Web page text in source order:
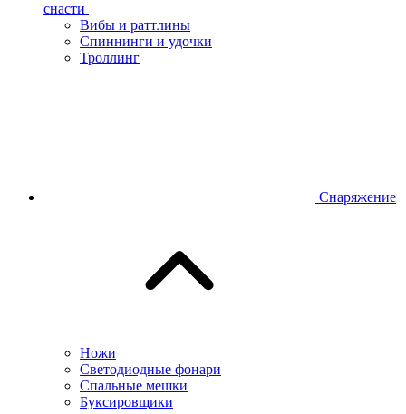
снасти
Вибы и раттлины
Спиннинги и удочки
Троллинг
Снаряжение
Ножи
Светодиодные фонари
Спальные мешки
Буксировщики